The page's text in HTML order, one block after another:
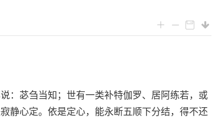
：苾刍当知；世有一类补特伽罗、居阿练若，或
静心定。依是定心，能永断五顺下分结，得不还